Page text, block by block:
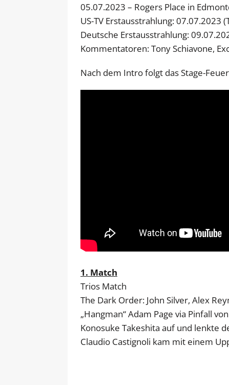
05.07.2023 – Rogers Place in
US-TV Erstausstrahlung: 07.07.2023
Deutsche Erstausstrahlung:
Kommentatoren: Tony Schiavone,
Nach dem Intro folgt das Stage-
1. Match
Trios Match
The Dark Order: John Silver, Alex
„Hangman“ Adam Page via Pinfall
Konosuke Takeshita auf und lenkte
Claudio Castignoli kam mit einem